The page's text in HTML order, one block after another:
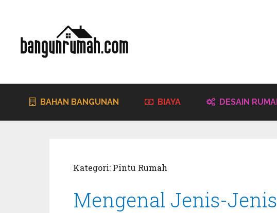
BAHAN BANGUNAN BIAYA DESAIN
Kategori: Pintu Rumah
Mengenal Jenis-